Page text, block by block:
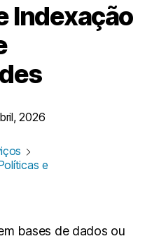
Indexação
2026
e
bases de dados ou